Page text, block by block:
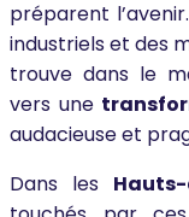
préparent
industriels et des
trouve dans le
vers une
audacieuse et
Dans les